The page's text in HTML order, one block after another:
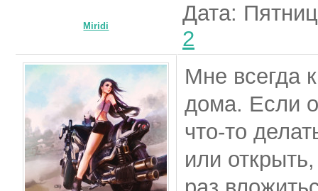
Miridi
Дата:
2
Мне всегда
дома. Если
что-то
или